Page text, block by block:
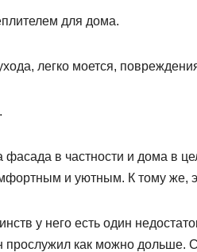
для дома.
легко моется,
фасада в частности и дома в
и уютным. К тому же,
у него есть один
прослужил как можно дольше.